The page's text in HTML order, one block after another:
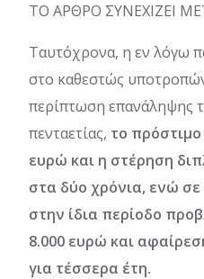
ΤΟ ΑΡΘΡΟ ΣΥΝΕΧΙΖΕΙ
Ταυτόχρονα, η εν λόγω
στο καθεστώς
περίπτωση επανάληψης
πενταετίας, το
ευρώ και η στέρηση
στα δύο χρόνια, ενώ
στην ίδια περίοδο
8.000 ευρώ και
για τέσσερα έτη.